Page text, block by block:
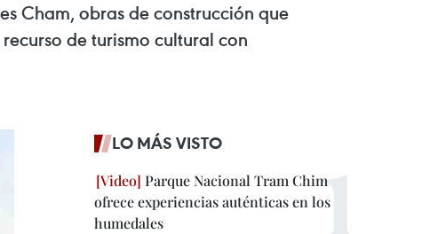
Cham, obras de construcción que
de turismo cultural con
LO MÁS VISTO
Parque Nacional Tram Chim
ofrece experiencias auténticas en los
humedales